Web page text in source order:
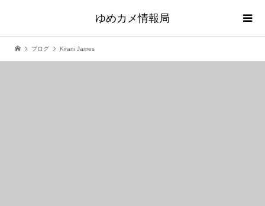
ゆめカメ情報局
ブログ Kirani James